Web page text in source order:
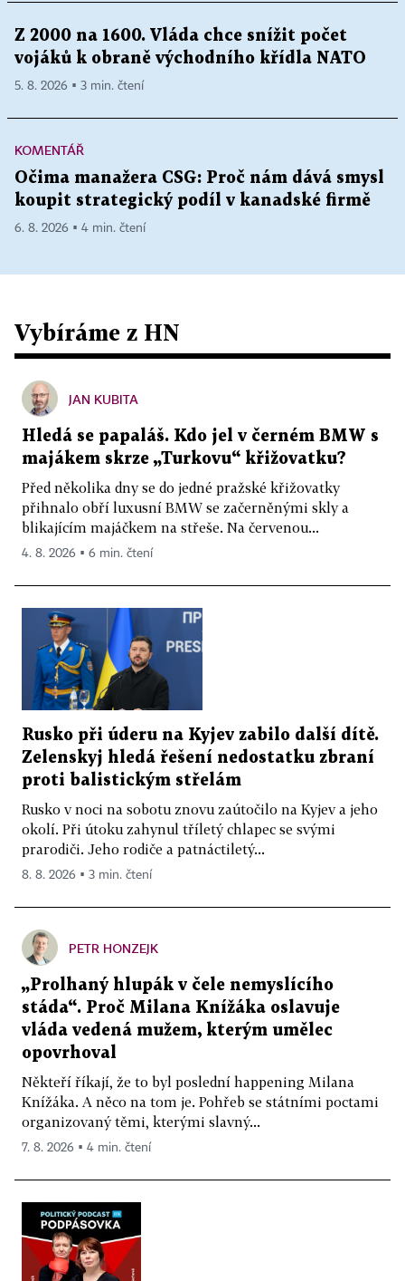
Z 2000 na 1600. Vláda chce snížit počet
vojáků k obraně východního křídla NATO
5. 8. 2026 ▪ 3 min. čtení
KOMENTÁŘ
Očima manažera CSG: Proč nám dává smysl
koupit strategický podíl v kanadské firmě
6. 8. 2026 ▪ 4 min. čtení
Vybíráme z HN
JAN KUBITA
Hledá se papaláš. Kdo jel v černém BMW s
majákem skrze „Turkovu“ křižovatku?
Před několika dny se do jedné pražské křižovatky
přihnalo obří luxusní BMW se začerněnými skly a
blikajícím majáčkem na střeše. Na červenou...
4. 8. 2026 ▪ 6 min. čtení
Rusko při úderu na Kyjev zabilo další dítě.
Zelenskyj hledá řešení nedostatku zbraní
proti balistickým střelám
Rusko v noci na sobotu znovu zaútočilo na Kyjev a jeho
okolí. Při útoku zahynul tříletý chlapec se svými
prarodiči. Jeho rodiče a patnáctiletý...
8. 8. 2026 ▪ 3 min. čtení
PETR HONZEJK
„Prolhaný hlupák v čele nemyslícího
stáda“. Proč Milana Knížáka oslavuje
vláda vedená mužem, kterým umělec
opovrhoval
Někteří říkají, že to byl poslední happening Milana
Knížáka. A něco na tom je. Pohřeb se státními poctami
organizovaný těmi, kterými slavný...
7. 8. 2026 ▪ 4 min. čtení